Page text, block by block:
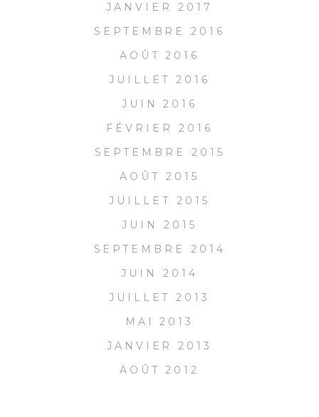
JANVIER 2017
SEPTEMBRE 2016
AOÛT 2016
JUILLET 2016
JUIN 2016
FÉVRIER 2016
SEPTEMBRE 2015
AOÛT 2015
JUILLET 2015
JUIN 2015
SEPTEMBRE 2014
JUIN 2014
JUILLET 2013
MAI 2013
JANVIER 2013
AOÛT 2012